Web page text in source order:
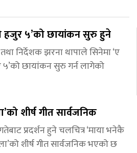
हजुर ५’को छायांकन सुरु हुने
तथा निर्देशक झरना थापाले सिनेमा ‘ए
५’को छायांकन सुरु गर्न लागेको
शीर्ष गीत सार्वजनिक
प्रदर्शन हुने चलचित्र ‘माया भनेकै
शीर्ष गीत सार्वजनिक भएको छ